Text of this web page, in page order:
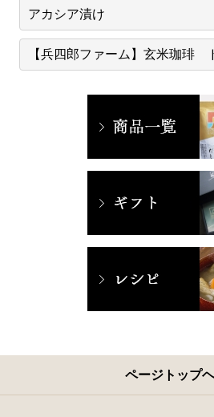
アカシア漬け
【兵四郎ファーム】玄米珈琲
ページトップヘ